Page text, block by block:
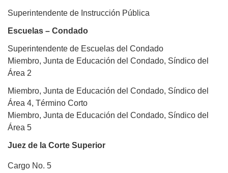
Superintendente de Instrucción Pública
Escuelas – Condado
Superintendente de Escuelas del Condado
Miembro, Junta de Educación del Condado, Síndico del
Área 2
Miembro, Junta de Educación del Condado, Síndico del
Área 4, Término Corto
Miembro, Junta de Educación del Condado, Síndico del
Área 5
Juez de la Corte Superior
Cargo No. 5